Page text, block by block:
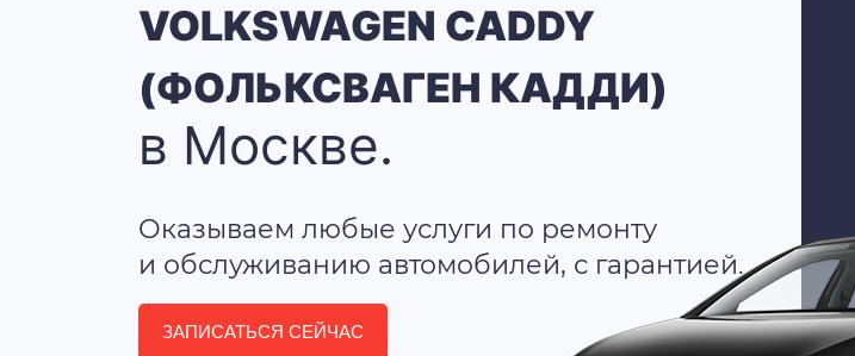
VOLKSWAGEN CADDY
(ФОЛЬКСВАГЕН КАДДИ)
в Москве.
Оказываем любые услуги по ремонту
и обслуживанию автомобилей, с гарантией.
ЗАПИСАТЬСЯ СЕЙЧАС